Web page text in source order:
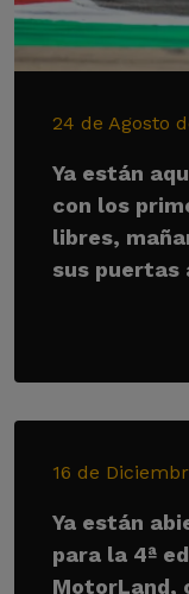
24 de Agosto
Ya están
con los
libres,
sus puertas
16 de
Ya están
para la 4ª
MotorLand,